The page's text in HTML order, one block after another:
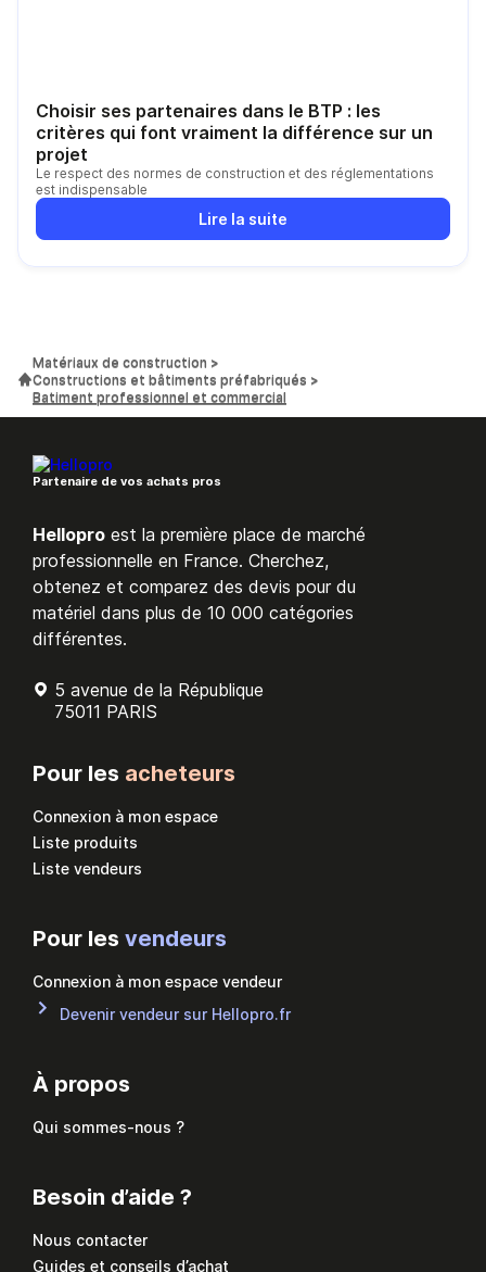
Choisir ses partenaires dans le BTP : les
critères qui font vraiment la différence sur un
projet
Le respect des normes de construction et des réglementations
est indispensable
Lire la suite
Matériaux de construction
Constructions et bâtiments préfabriqués
Batiment professionnel et commercial
Partenaire de vos achats pros
Hellopro est la première place de marché
professionnelle en France. Cherchez,
obtenez et comparez des devis pour du
matériel dans plus de 10 000 catégories
différentes.
5 avenue de la République
75011 PARIS
Pour les acheteurs
Connexion à mon espace
Liste produits
Liste vendeurs
Pour les vendeurs
Connexion à mon espace vendeur
Devenir vendeur sur Hellopro.fr
À propos
Qui sommes-nous ?
Besoin d’aide ?
Nous contacter
Guides et conseils d’achat